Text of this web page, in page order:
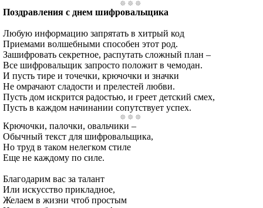
Поздравления с днем шифровальщика
Любую информацию запрятать в хитрый код
Приемами волшебными способен этот род.
Зашифровать секретное, распутать сложный план –
Все шифровальщик запросто положит в чемодан.
И пусть тире и точечки, крючочки и значки
Не омрачают сладости и прелестей любви.
Пусть дом искрится радостью, и греет детский смех,
Пусть в каждом начинании сопутствует успех.
Крючочки, палочки, овальчики –
Обычный текст для шифровальщика,
Но труд в таком нелегком стиле
Еще не каждому по силе.
Благодарим вас за талант
Или искусство прикладное,
Желаем в жизни чтоб простым